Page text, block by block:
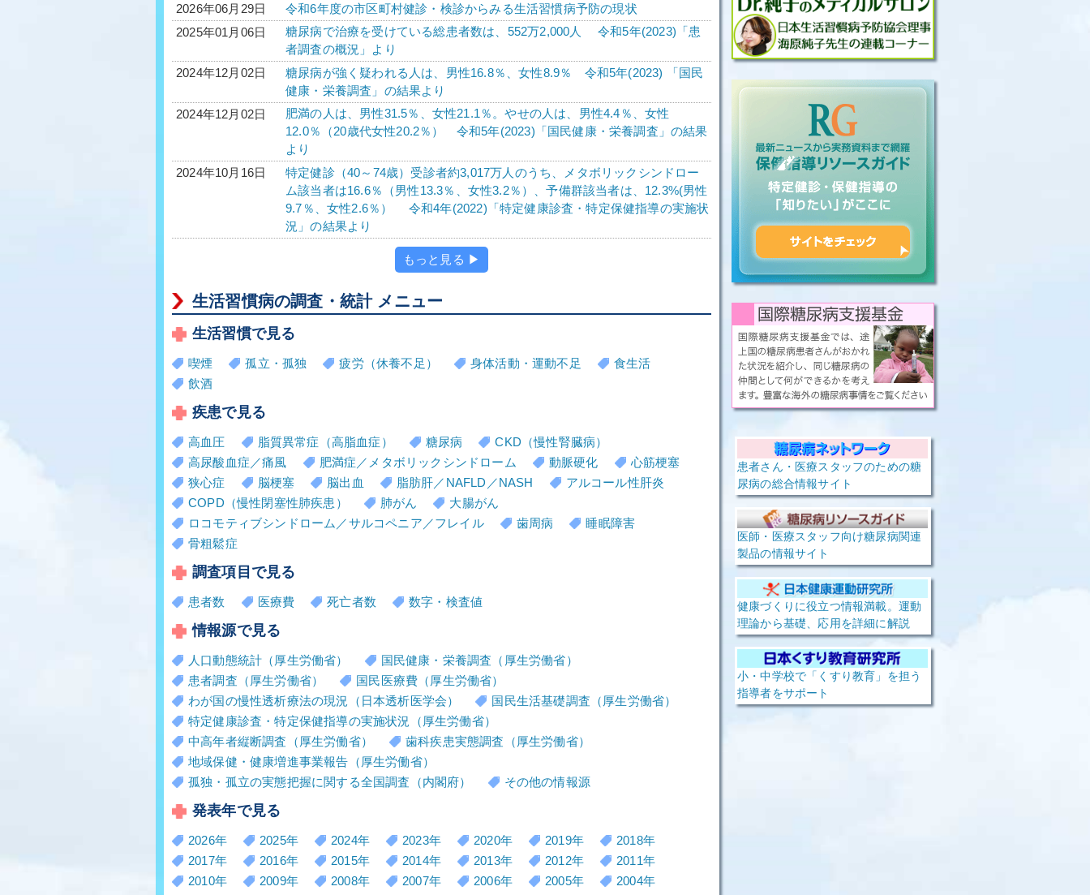
2026年06月29日
令和6年度の市区町村健診・検診からみる生活習慣病予防の現状
2025年01月06日
糖尿病で治療を受けている総患者数は、552万2,000人 令和5年(2023)「患
者調査の概況」より
2024年12月02日
糖尿病が強く疑われる人は、男性16.8％、女性8.9％ 令和5年(2023) 「国民
健康・栄養調査」の結果より
2024年12月02日
肥満の人は、男性31.5％、女性21.1％。やせの人は、男性4.4％、女性
12.0％（20歳代女性20.2％） 令和5年(2023)「国民健康・栄養調査」の結果
より
2024年10月16日
特定健診（40～74歳）受診者約3,017万人のうち、メタボリックシンドロー
ム該当者は16.6％（男性13.3％、女性3.2％）、予備群該当者は、12.3%(男性
9.7％、女性2.6％） 令和4年(2022)「特定健康診査・特定保健指導の実施状
況」の結果より
もっと見る ▶
生活習慣病の調査・統計 メニュー
生活習慣で見る
喫煙 孤立・孤独 疲労（休養不足） 身体活動・運動不足
食生活
飲酒
疾患で見る
高血圧 脂質異常症（高脂血症） 糖尿病
CKD（慢性腎臓病）
高尿酸血症／痛風
肥満症／メタボリックシンドローム 動脈硬化
心筋梗塞
狭心症
脳梗塞 脳出血 脂肪肝／NAFLD／NASH
アルコール性肝炎
COPD（慢性閉塞性肺疾患）
肺がん
大腸がん
ロコモティブシンドローム／サルコペニア／フレイル
歯周病
睡眠障害
骨粗鬆症
調査項目で見る
患者数 医療費 死亡者数 数字・検査値
情報源で見る
人口動態統計（厚生労働省）
国民健康・栄養調査（厚生労働省）
患者調査（厚生労働省）
国民医療費（厚生労働省）
わが国の慢性透析療法の現況（日本透析医学会）
国民生活基礎調査（厚生労働省）
特定健康診査・特定保健指導の実施状況（厚生労働省）
中高年者縦断調査（厚生労働省）
歯科疾患実態調査（厚生労働省）
地域保健・健康増進事業報告（厚生労働省）
孤独・孤立の実態把握に関する全国調査（内閣府）
その他の情報源
発表年で見る
2026年 2025年 2024年 2023年 2020年 2019年
2018年
2017年
2016年 2015年 2014年 2013年 2012年
2011年
2010年
2009年 2008年 2007年 2006年 2005年
2004年
患者さん・医療スタッフのための糖
尿病の総合情報サイト
医師・医療スタッフ向け糖尿病関連
製品の情報サイト
健康づくりに役立つ情報満載。運動
理論から基礎、応用を詳細に解説
小・中学校で「くすり教育」を担う
指導者をサポート